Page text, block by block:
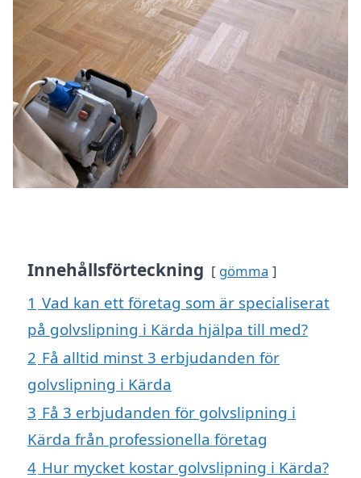
Innehållsförteckning gömma
1 Vad kan ett företag som är specialiserat
på golvslipning i Kärda hjälpa till med?
2 Få alltid minst 3 erbjudanden för
golvslipning i Kärda
3 Få 3 erbjudanden för golvslipning i
Kärda från professionella företag
4 Hur mycket kostar golvslipning i Kärda?